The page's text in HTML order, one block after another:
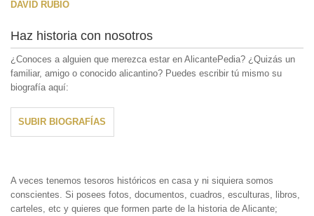
DAVID RUBIO
Haz historia con nosotros
¿Conoces a alguien que merezca estar en AlicantePedia? ¿Quizás un
familiar, amigo o conocido alicantino? Puedes escribir tú mismo su
biografía aquí:
SUBIR BIOGRAFÍAS
A veces tenemos tesoros históricos en casa y ni siquiera somos
conscientes. Si posees fotos, documentos, cuadros, esculturas, libros,
carteles, etc y quieres que formen parte de la historia de Alicante;